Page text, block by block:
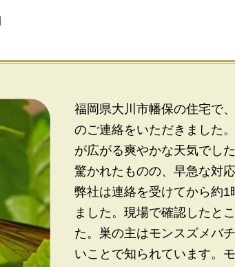
福岡県大川市幡保の住宅で
のご連絡をいただきました
が広がる爽やかな天気でし
驚かれたものの、早急な対
弊社は連絡を受けてから約
ました。現場で確認したと
た。巣の主はモンスズメバ
いことで知られています。